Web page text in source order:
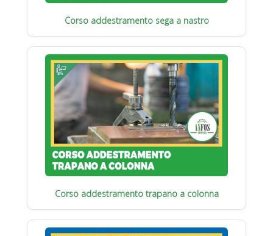
Corso addestramento sega a nastro
Corso addestramento trapano a colonna